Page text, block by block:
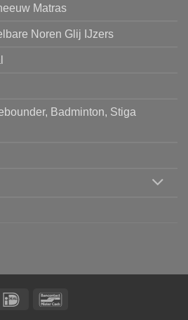
Matras
Noren Glij IJzers
Badminton, Stiga
IDeal